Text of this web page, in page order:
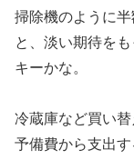
掃除機のように半
と、淡い期待を
キーかな。
冷蔵庫など買い
予備費から支出